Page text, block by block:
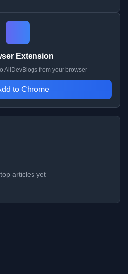
Extension
AllDevBlogs from your browser
to Chrome
articles yet